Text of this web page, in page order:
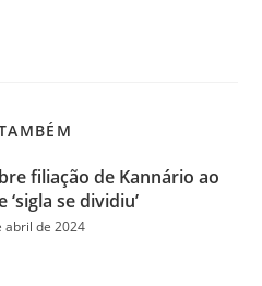
filiação de Kannário ao
‘sigla se dividiu’
abril de 2024